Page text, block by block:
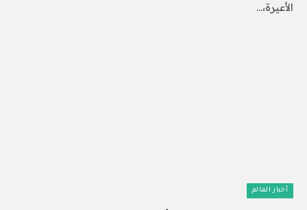
الأعيرة،…
أخبار العالم